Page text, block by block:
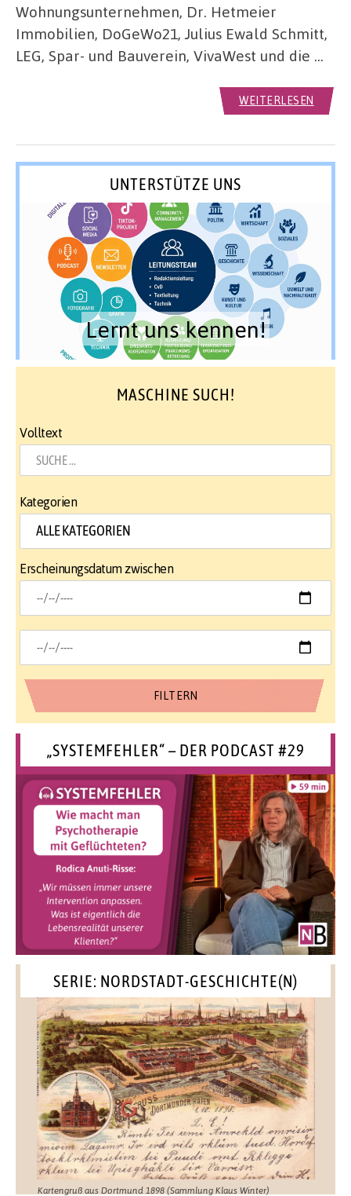
Wohnungsunternehmen, Dr. Hetmeier
Immobilien, DoGeWo21, Julius Ewald Schmitt,
LEG, Spar- und Bauverein, VivaWest und die …
WEITERLESEN
UNTERSTÜTZE UNS
Lernt uns kennen!
MASCHINE SUCH!
Volltext
Kategorien
Erscheinungsdatum zwischen
„SYSTEMFEHLER“ – DER PODCAST #29
SERIE: NORDSTADT-GESCHICHTE(N)
Kartengruß aus Dortmund 1898 (Sammlung Klaus Winter)